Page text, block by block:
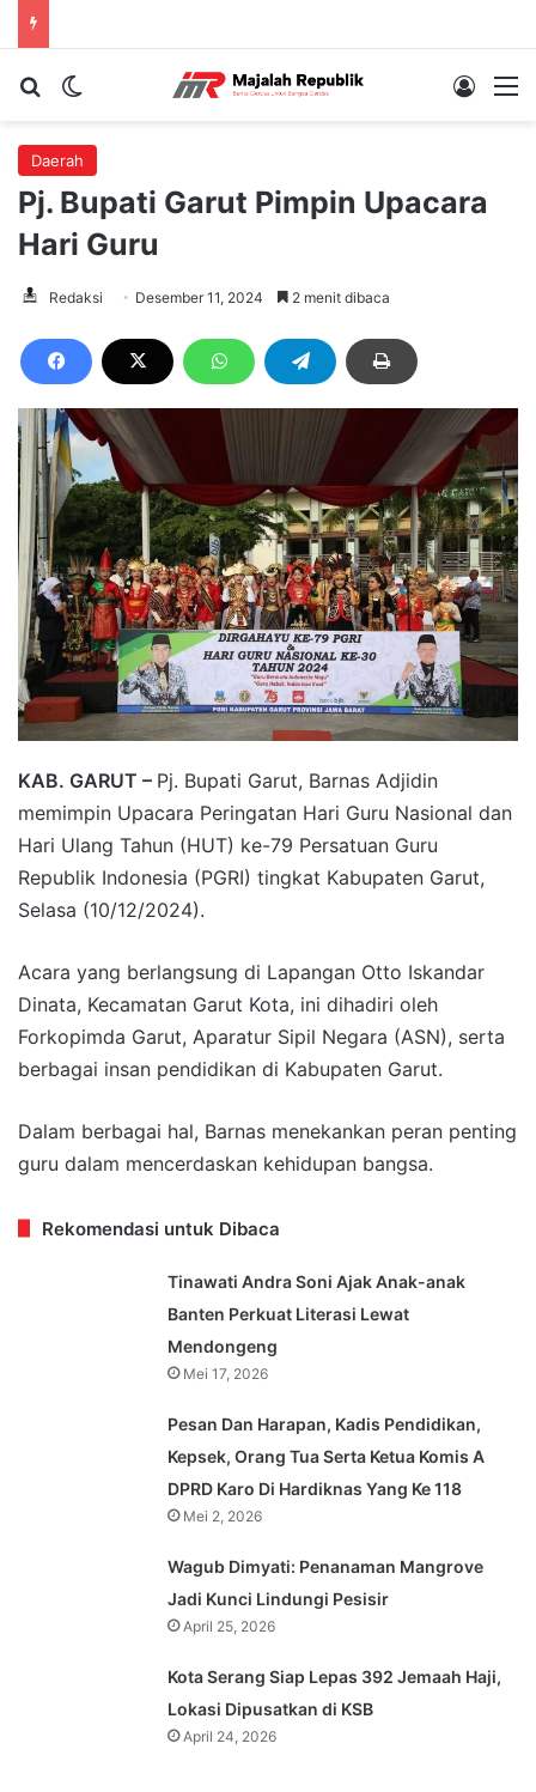
Cari berita...Switch skin Log In
Daerah
Pj. Bupati Garut Pimpin Upacara
Hari Guru
Redaksi Desember 11, 2024 2 menit dibaca
KAB. GARUT – Pj. Bupati Garut, Barnas Adjidin
memimpin Upacara Peringatan Hari Guru Nasional dan
Hari Ulang Tahun (HUT) ke-79 Persatuan Guru
Republik Indonesia (PGRI) tingkat Kabupaten Garut,
Selasa (10/12/2024).
Acara yang berlangsung di Lapangan Otto Iskandar
Dinata, Kecamatan Garut Kota, ini dihadiri oleh
Forkopimda Garut, Aparatur Sipil Negara (ASN), serta
berbagai insan pendidikan di Kabupaten Garut.
Dalam berbagai hal, Barnas menekankan peran penting
guru dalam mencerdaskan kehidupan bangsa.
Rekomendasi untuk Dibaca
Tinawati Andra Soni Ajak Anak-anak
Banten Perkuat Literasi Lewat
Mendongeng
Mei 17, 2026
Pesan Dan Harapan, Kadis Pendidikan,
Kepsek, Orang Tua Serta Ketua Komis A
DPRD Karo Di Hardiknas Yang Ke 118
Mei 2, 2026
Wagub Dimyati: Penanaman Mangrove
Jadi Kunci Lindungi Pesisir
April 25, 2026
Kota Serang Siap Lepas 392 Jemaah Haji,
Lokasi Dipusatkan di KSB
April 24, 2026